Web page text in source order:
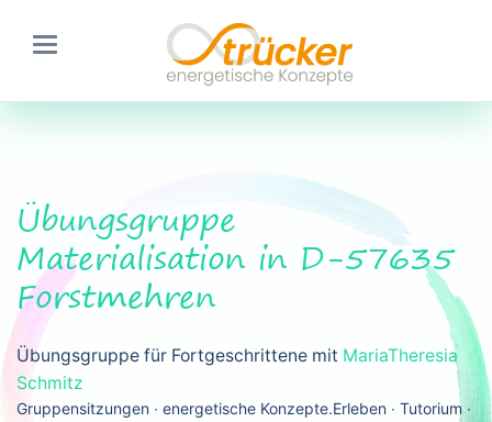
Übungsgruppe
Materialisation in D-57635
Forstmehren
Übungsgruppe für Fortgeschrittene mit MariaTheresia
Schmitz
Gruppensitzungen ∙ energetische Konzepte.Erleben ∙ Tutorium ∙